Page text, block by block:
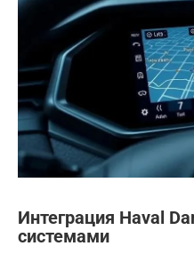
Интеграция Haval
системами